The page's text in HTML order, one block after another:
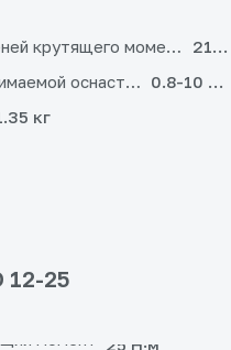
крутящего момента 21+3
оснастки
0.8-10 мм
кг
12-25